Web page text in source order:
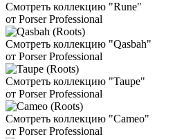
Смотреть коллекцию "Rune"
от Porser Professional
Смотреть коллекцию "Qasbah"
от Porser Professional
Смотреть коллекцию "Taupe"
от Porser Professional
Смотреть коллекцию "Cameo"
от Porser Professional